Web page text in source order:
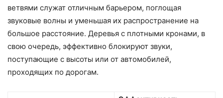
ветвями служат отличным барьером, поглощая
звуковые волны и уменьшая их распространение на
большое расстояние. Деревья с плотными кронами, в
свою очередь, эффективно блокируют звуки,
поступающие с высоты или от автомобилей,
проходящих по дорогам.